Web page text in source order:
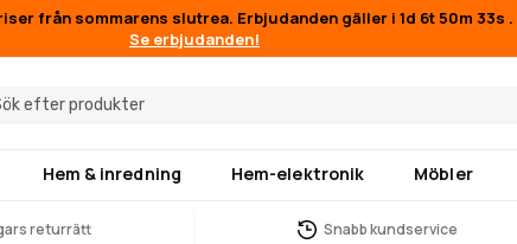
från sommarens slutrea. Erbjudanden gäller i 1d 6t 50m 32s .
Se erbjudanden!
Hem & inredning Hem-elektronik Möbler
returrätt Snabb kundservice